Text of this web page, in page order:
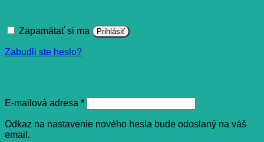
Zapamätať si ma Prihlásiť
Zabudli ste heslo?
E-mailová adresa *Povinné
Odkaz na nastavenie nového hesla bude odoslaný na váš
email.